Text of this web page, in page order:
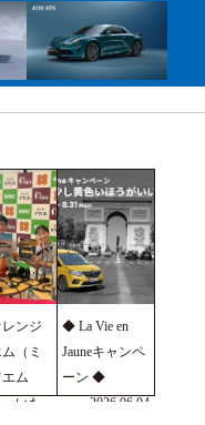
ンジ
（ミ
ム
いた
◆ La Vie en
Jauneキャンペ
ーン ◆
2026.06.04